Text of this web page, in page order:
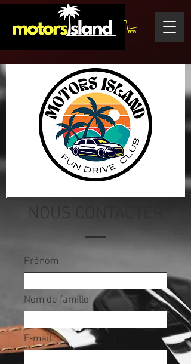
NOUS CONTACTER
Prénom
Nom de famille
E-mail